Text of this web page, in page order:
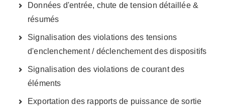
Données d'entrée, chute de tension détaillée &
résumés
Signalisation des violations des tensions
d'enclenchement / déclenchement des dispositifs
Signalisation des violations de courant des
éléments
Exportation des rapports de puissance de sortie